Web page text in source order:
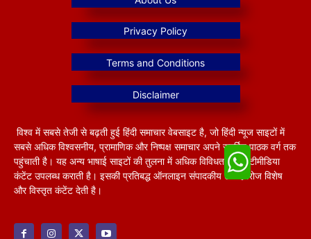
विश्व में सबसे तेजी से बढ़ती हुई हिंदी समाचार वेबसाइट है, जो हिंदी न्यूज साइटों में
सबसे अधिक विश्वसनीय, प्रामाणिक और निष्पक्ष समाचार अपने समर्पित पाठक वर्ग तक
पहुंचाती है। यह अन्य भाषाई साइटों की तुलना में अधिक विविधतापूर्ण मल्टीमीडिया
कंटेंट उपलब्ध कराती है। इसकी प्रतिबद्ध ऑनलाइन संपादकीय टीम हररोज विशेष
और विस्तृत कंटेंट देती है।